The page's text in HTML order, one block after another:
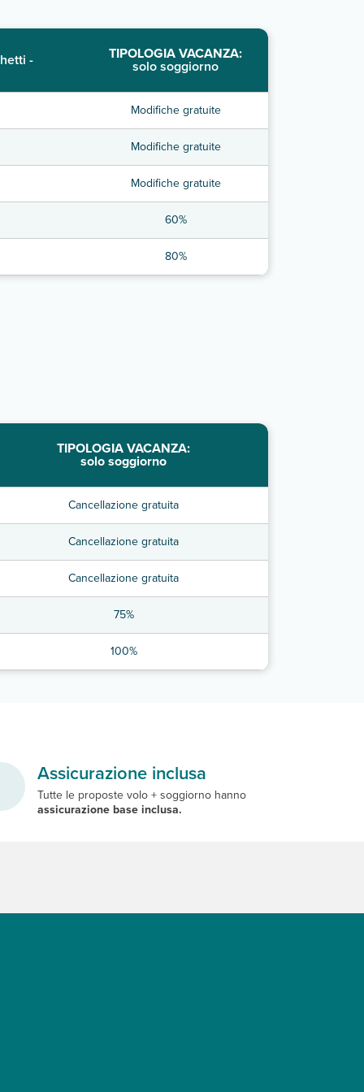
- TIPOLOGIA VACANZA:
solo soggiorno
Modifiche gratuite
Modifiche gratuite
Modifiche gratuite
60%
80%
TIPOLOGIA VACANZA:
solo soggiorno
Cancellazione gratuita
Cancellazione gratuita
Cancellazione gratuita
75%
100%
Assicurazione inclusa
Tutte le proposte volo + soggiorno hanno
assicurazione base inclusa.